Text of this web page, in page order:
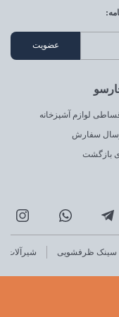
لوازم آشپزخانه
سفارش
بازگشت
سینک ظرفشویی شیرآلات